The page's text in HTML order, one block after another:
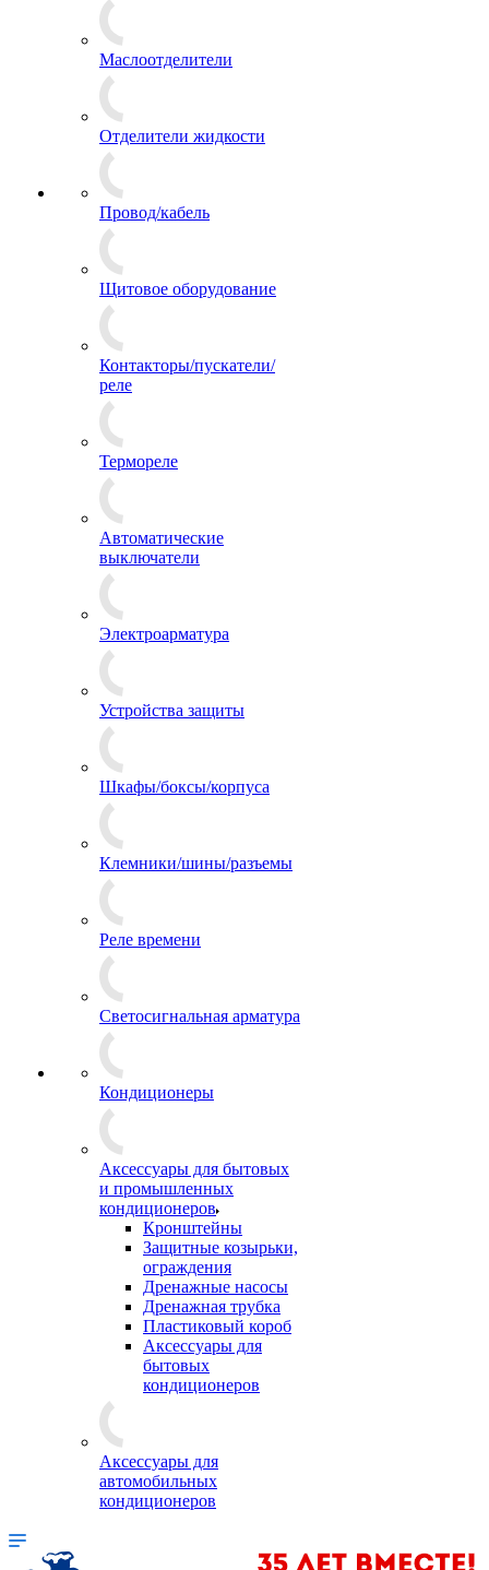
Маслоотделители
Отделители жидкости
Провод/кабель
Щитовое оборудование
Контакторы/пускатели/
реле
Термореле
Автоматические
выключатели
Электроарматура
Устройства защиты
Шкафы/боксы/корпуса
Клемники/шины/разъемы
Реле времени
Светосигнальная арматура
Кондиционеры
Аксессуары для бытовых
и промышленных
кондиционеров
Кронштейны
Защитные козырьки,
ограждения
Дренажные насосы
Дренажная трубка
Пластиковый короб
Аксессуары для
бытовых
кондиционеров
Аксессуары для
автомобильных
кондиционеров